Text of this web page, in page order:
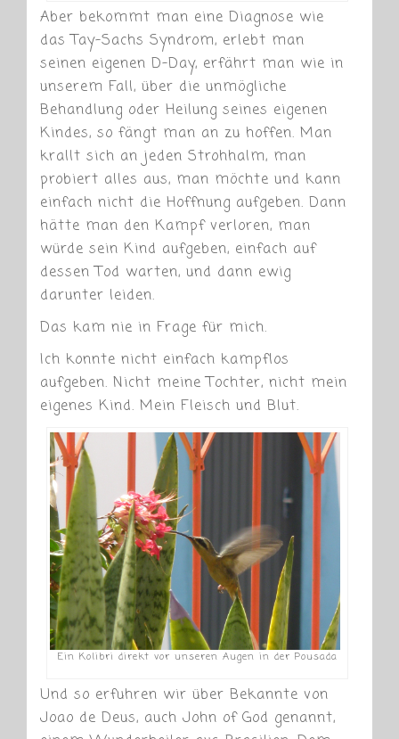
Aber bekommt man eine Diagnose wie
das Tay-Sachs Syndrom, erlebt man
seinen eigenen D-Day, erfährt man wie in
unserem Fall, über die unmögliche
Behandlung oder Heilung seines eigenen
Kindes, so fängt man an zu hoffen. Man
krallt sich an jeden Strohhalm, man
probiert alles aus, man möchte und kann
einfach nicht die Hoffnung aufgeben. Dann
hätte man den Kampf verloren, man
würde sein Kind aufgeben, einfach auf
dessen Tod warten, und dann ewig
darunter leiden.
Das kam nie in Frage für mich.
Ich konnte nicht einfach kampflos
aufgeben. Nicht meine Tochter, nicht mein
eigenes Kind. Mein Fleisch und Blut.
Ein Kolibri direkt vor unseren Augen in der Pousada
Und so erfuhren wir über Bekannte von
Joao de Deus, auch John of God genannt,